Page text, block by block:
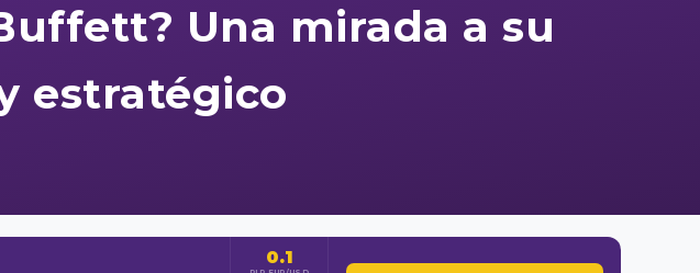
Una mirada a su
estratégico
0.1